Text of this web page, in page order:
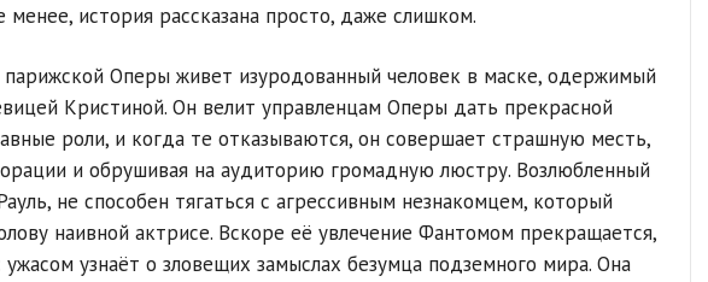
менее, история рассказана просто, даже слишком.
парижской Оперы живет изуродованный человек в маске, одержимый
Кристиной. Он велит управленцам Оперы дать прекрасной
роли, и когда те отказываются, он совершает страшную месть,
и обрушивая на аудиторию громадную люстру. Возлюбленный
не способен тягаться с агрессивным незнакомцем, который
наивной актрисе. Вскоре её увлечение Фантомом прекращается,
ужасом узнаёт о зловещих замыслах безумца подземного мира. Она